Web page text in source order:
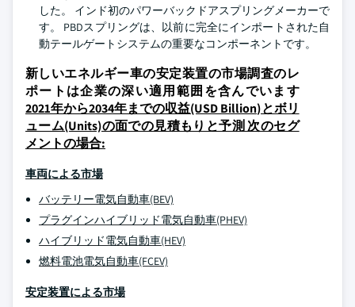
した。 インド初のパワーバックドアスプリングメーカーで
す。 PBDスプリングは、以前に完全にインポートされた自
動テールゲートシステムの重要なコンポーネントです。
新しいエネルギー車の安定装置の市場調査のレ
ポートは企業の深い適用範囲を含んでいます
2021年から2034年までの収益(USD Billion)とボリ
ューム(Units)の面での見積もりと予測 次のセグ
メントの場合:
車両による市場
バッテリー電気自動車(BEV)
プラグインハイブリッド電気自動車(PHEV)
ハイブリッド電気自動車(HEV)
燃料電池電気自動車(FCEV)
安定装置による市場